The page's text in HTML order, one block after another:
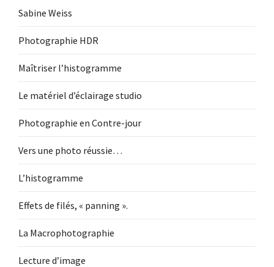
Sabine Weiss
Photographie HDR
Maîtriser l’histogramme
Le matériel d’éclairage studio
Photographie en Contre-jour
Vers une photo réussie…
L’histogramme
Effets de filés, « panning ».
La Macrophotographie
Lecture d’image